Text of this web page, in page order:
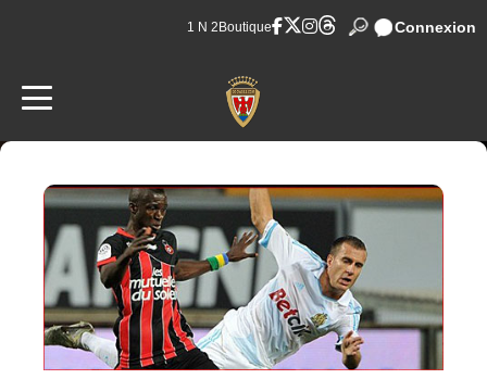
1 N 2 Boutique Connexion